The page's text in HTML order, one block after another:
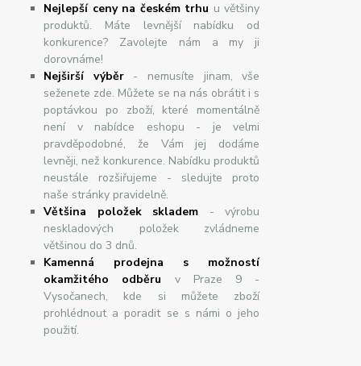
Nejlepší ceny na českém trhu u většiny
produktů. Máte levnější nabídku od
konkurence? Zavolejte nám a my ji
dorovnáme!
Nejširšívýběr- nemusíte jinam, vše
seženete zde. Můžete se na nás obrátit i s
poptávkou po zboží, které momentálně
není v nabídce eshopu - je velmi
pravděpodobné, že Vám jej dodáme
levněji, než konkurence. Nabídku produktů
neustále rozšiřujeme - sledujte proto
naše stránky pravidelně.
Většina položek skladem - výrobu
neskladových položek zvládneme
většinou do 3 dnů.
Kamenná prodejna s možností
okamžitého odběru v Praze 9 -
Vysočanech, kde si můžete zboží
prohlédnout a poradit se s námi o jeho
použití.